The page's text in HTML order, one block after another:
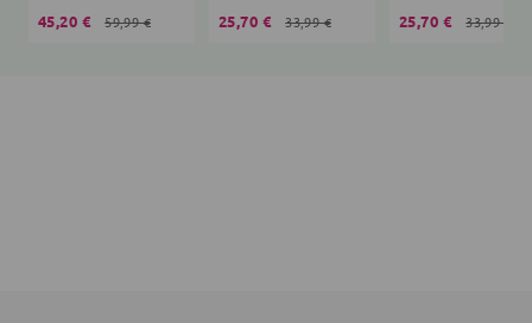
45,20 € 59,99 € 25,70 € 33,99 € 25,70 € 33,99 €